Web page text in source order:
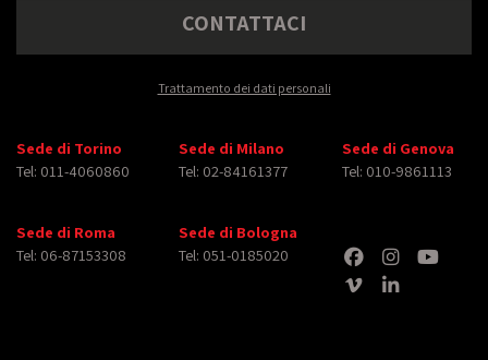
CONTATTACI
Trattamento dei dati personali
Sede di Torino
Tel: 011-4060860
Sede di Milano
Tel: 02-84161377
Sede di Genova
Tel: 010-9861113
Sede di Roma
Tel: 06-87153308
Sede di Bologna
Tel: 051-0185020